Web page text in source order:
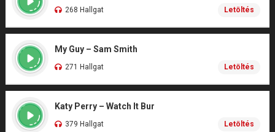
268 Hallgat Letöltés
My Guy – Sam Smith
271 Hallgat Letöltés
Katy Perry – Watch It Bur
379 Hallgat Letöltés